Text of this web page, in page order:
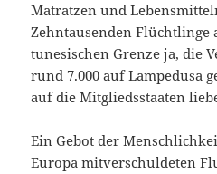
Matratzen und
Zehntausenden Flüchtlinge
tunesischen Grenze ja, die
rund 7.000 auf Lampedusa
auf die Mitgliedsstaaten
Ein Gebot der
Europa mitverschuldeten